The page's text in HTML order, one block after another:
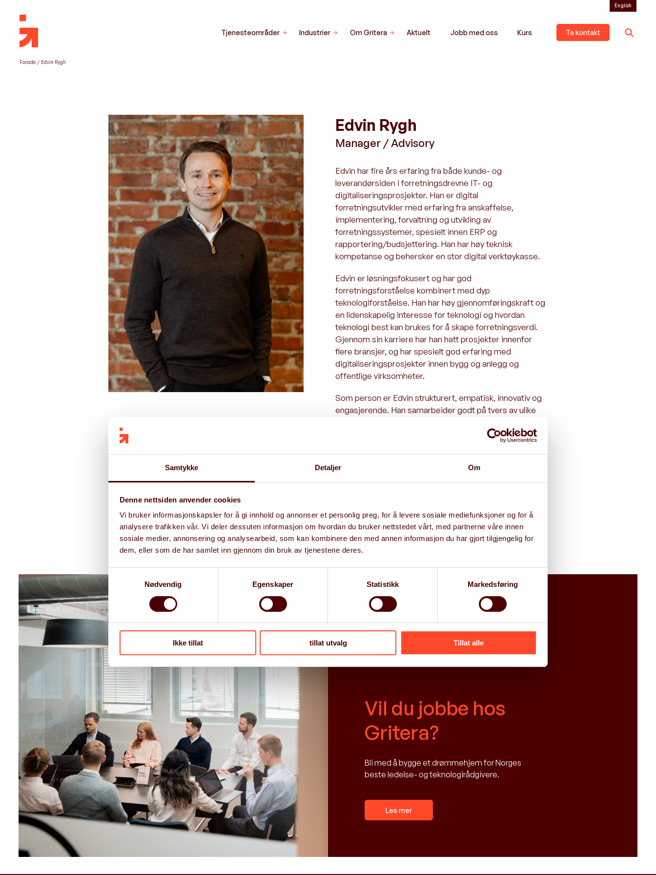
Samtykke Detaljer Om
Denne nettsiden anvender cookies
Vi bruker informasjonskapsler for å gi innhold og annonser et personlig preg, for å levere sosiale mediefunksjoner og for å
analysere trafikken vår. Vi deler dessuten informasjon om hvordan du bruker nettstedet vårt, med partnerne våre innen
sosiale medier, annonsering og analysearbeid, som kan kombinere den med annen informasjon du har gjort tilgjengelig for
dem, eller som de har samlet inn gjennom din bruk av tjenestene deres.
Samtykkevalg
Nødvendig
Egenskaper Statistikk Markedsføring
Ikke tillat tillat utvalg Tillat alle
Tjenesteområder Industrier Om Gritera Aktuelt Jobb med oss Kurs Ta kontakt
English
Forside / Edvin Rygh
Edvin Rygh
Manager / Advisory
Edvin har fire års erfaring fra både kunde- og
leverandørsiden i forretningsdrevne IT- og
digitaliseringsprosjekter. Han er digital
forretningsutvikler med erfaring fra anskaffelse,
implementering, forvaltning og utvikling av
forretningssystemer, spesielt innen ERP og
rapportering/budsjettering. Han har høy teknisk
kompetanse og behersker en stor digital verktøykasse.
Edvin er løsningsfokusert og har god
forretningsforståelse kombinert med dyp
teknologiforståelse. Han har høy gjennomføringskraft og
en lidenskapelig interesse for teknologi og hvordan
teknologi best kan brukes for å skape forretningsverdi.
Gjennom sin karriere har han hatt prosjekter innenfor
flere bransjer, og har spesielt god erfaring med
digitaliseringsprosjekter innen bygg og anlegg og
offentlige virksomheter.
Som person er Edvin strukturert, empatisk, innovativ og
engasjerende. Han samarbeider godt på tvers av ulike
sammen med ansatte fra de fleste nivåer i en
+47 954 19 191
Vil du jobbe hos
Gritera?
Bli med å bygge et drømmehjem for Norges
beste ledelse- og teknologirådgivere.
Les mer